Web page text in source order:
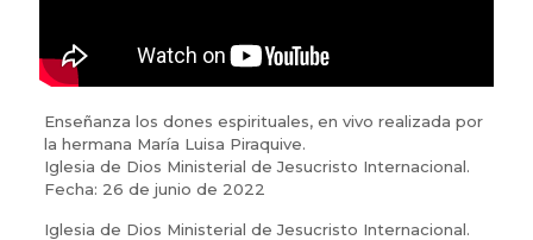
Enseñanza los dones espirituales, en vivo realizada por
la hermana María Luisa Piraquive.
Iglesia de Dios Ministerial de Jesucristo Internacional.
Fecha: 26 de junio de 2022
Iglesia de Dios Ministerial de Jesucristo Internacional.